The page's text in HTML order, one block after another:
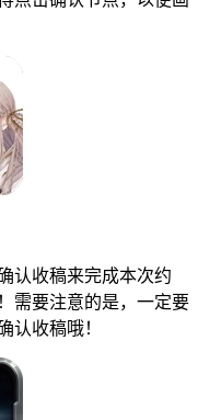
收稿来完成本次约
需要注意的是，一定要
认收稿哦！